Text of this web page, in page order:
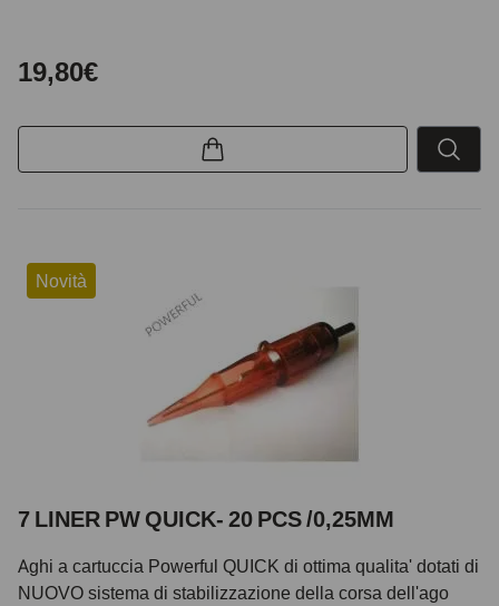
19,80€
Novità
7 LINER PW QUICK- 20 PCS /0,25MM
Aghi a cartuccia Powerful QUICK di ottima qualita' dotati di
NUOVO sistema di stabilizzazione della corsa dell'ago